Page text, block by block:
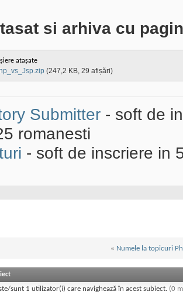
si arhiva cu
atașate
(247,2 KB, 29 afișări)
Submitter - soft de
romanesti
- soft de inscriere in
« Numele la topicuri
sunt 1 utilizator(i) care navighează în acest subiect. (0